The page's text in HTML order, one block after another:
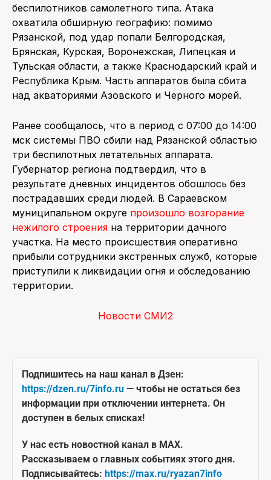
беспилотников самолетного типа. Атака
охватила обширную географию: помимо
Рязанской, под удар попали Белгородская,
Брянская, Курская, Воронежская, Липецкая и
Тульская области, а также Краснодарский край и
Республика Крым. Часть аппаратов была сбита
над акваториями Азовского и Черного морей.
Ранее сообщалось, что в период с 07:00 до 14:00
мск системы ПВО сбили над Рязанской областью
три беспилотных летательных аппарата.
Губернатор региона подтвердил, что в
результате дневных инцидентов обошлось без
пострадавших среди людей. В Сараевском
муниципальном округе произошло возгорание
нежилого строения на территории дачного
участка. На место происшествия оперативно
прибыли сотрудники экстренных служб, которые
приступили к ликвидации огня и обследованию
территории.
Новости СМИ2
Подпишитесь на наш канал в Дзен:
https://dzen.ru/7info.ru — чтобы не остаться без
информации при отключении интернета. Он
доступен в белых списках!
У нас есть новостной канал в MAX.
Рассказываем о главных событиях этого дня.
Подписывайтесь: https://max.ru/ryazan7info